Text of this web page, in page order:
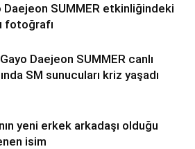
Daejeon SUMMER etkinliğindeki
fotoğrafı
Daejeon SUMMER canlı
SM sunucuları kriz yaşadı
yeni erkek arkadaşı olduğu
isim